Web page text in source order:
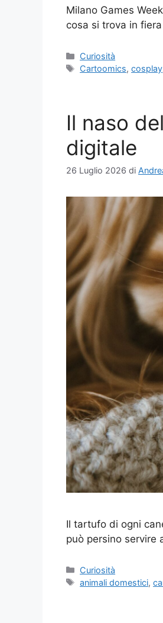
Milano Games
cosa si trova in
Categorie
Curiosità
Tag
Cartoomics,cosplay
Il naso
digitale
26 Luglio 2026 di
Il tartufo di ogni
può persino servire
Categorie
Curiosità
Tag
animali domestici,